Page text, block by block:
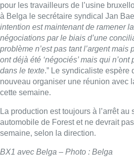
pour les travailleurs de l’usine
à Belga le secrétaire syndical Jan
intention est maintenant de ramener
négociations par le biais d’une
problème n’est pas tant l’argent mais
ont déjà été ‘négociés’ mais qui
dans le texte.” Le syndicaliste espère
nouveau organiser une réunion avec
cette semaine.
La production est toujours à l’arrêt au
automobile de Forest et ne devrait
semaine, selon la direction.
BX1 avec Belga – Photo : Belga